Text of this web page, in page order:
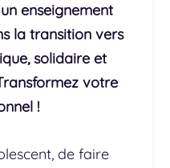
enseignement
la transition vers
solidaire et
votre
!
de faire